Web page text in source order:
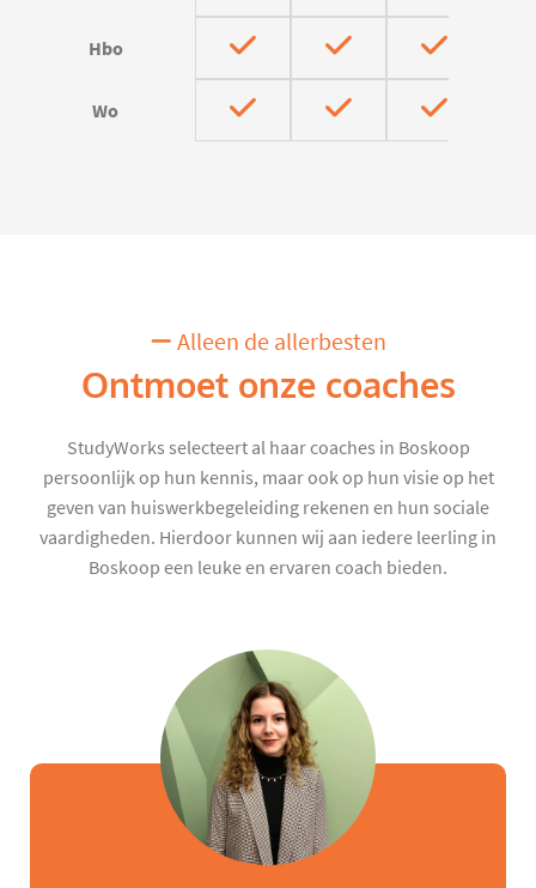
Hbo
Wo
Alleen de allerbesten
Ontmoet onze coaches
StudyWorks selecteert al haar coaches in Boskoop
persoonlijk op hun kennis, maar ook op hun visie op het
geven van huiswerkbegeleiding rekenen en hun sociale
vaardigheden. Hierdoor kunnen wij aan iedere leerling in
Boskoop een leuke en ervaren coach bieden.